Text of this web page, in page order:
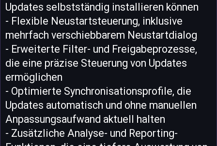
Updates selbstständig installieren können
- Flexible Neustartsteuerung, inklusive
mehrfach verschiebbarem Neustartdialog
- Erweiterte Filter- und Freigabeprozesse,
die eine präzise Steuerung von Updates
ermöglichen
- Optimierte Synchronisationsprofile, die
Updates automatisch und ohne manuellen
Anpassungsaufwand aktuell halten
- Zusätzliche Analyse- und Reporting-